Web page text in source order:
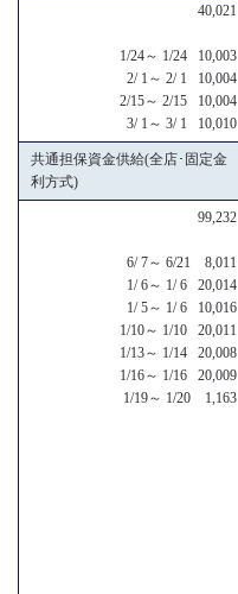
40,021
1/24～ 1/24 10,003
2/ 1～ 2/ 1 10,004
2/15～ 2/15 10,004
3/ 1～ 3/ 1 10,010
共通担保資金供給(全店･固定金
利方式)
99,232
6/ 7～ 6/21 8,011
1/ 6～ 1/ 6 20,014
1/ 5～ 1/ 6 10,016
1/10～ 1/10 20,011
1/13～ 1/14 20,008
1/16～ 1/16 20,009
1/19～ 1/20 1,163